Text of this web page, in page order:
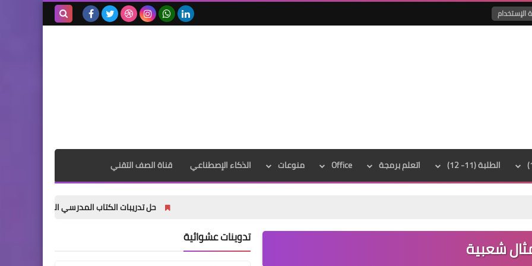
الإستخدام
الطلبة (11- 12) اتعلم برمجة Office منوعات الذكاء الإصطناعي قناة الصف التقني
حل تدريبات الكتاب المدرسي الدراس الأول ( المراقبة
شعبية تدوينات عشوائية